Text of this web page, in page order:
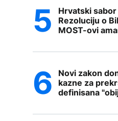
Hrvatski
Rezoluciju o
MOST-ovi
Novi zakon
kazne za
definisana